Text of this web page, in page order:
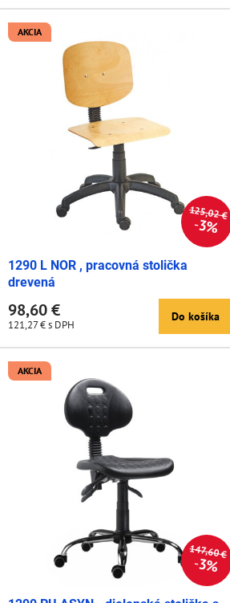
125,02 €
3%
AKCIA
1290 L NOR , pracovná stolička
drevená
98,60 €
121,27 €s DPH
Do košíka
147,60 €
3%
AKCIA